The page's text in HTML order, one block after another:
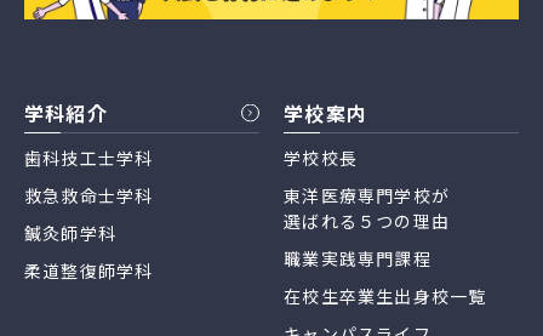
学科紹介
歯科技工士学科
救急救命士学科
鍼灸師学科
柔道整復師学科
学校案内
学校校長
東洋医療専門学校が
選ばれる５つの理由
職業実践専門課程
在校生卒業生出身校一覧